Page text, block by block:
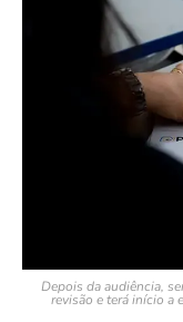
Depois da audiência,
revisão e terá início a